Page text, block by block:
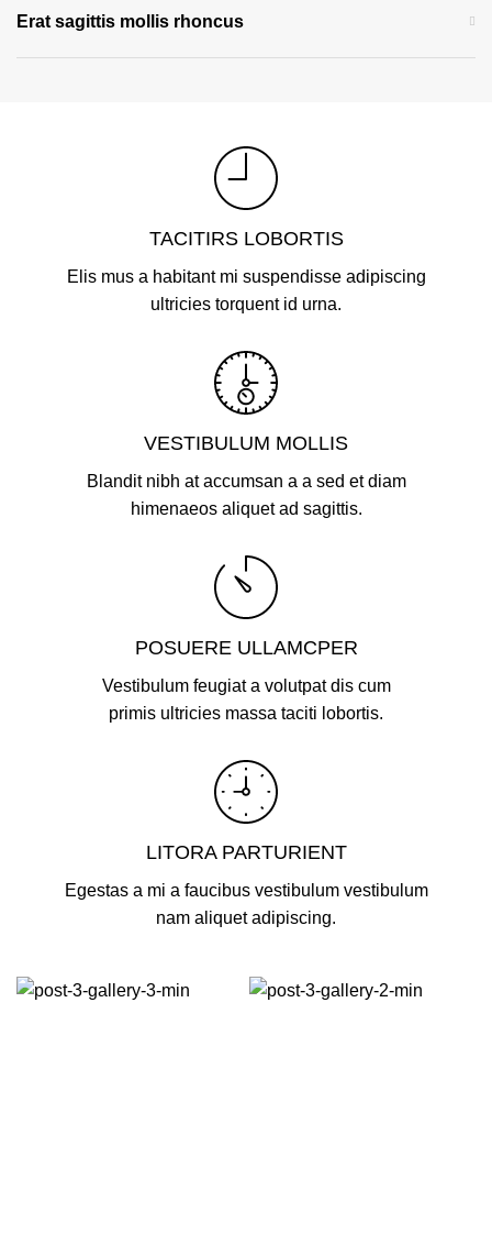
Erat sagittis mollis rhoncus
TACITIRS LOBORTIS
Elis mus a habitant mi suspendisse adipiscing
ultricies torquent id urna.
VESTIBULUM MOLLIS
Blandit nibh at accumsan a a sed et diam
himenaeos aliquet ad sagittis.
POSUERE ULLAMCPER
Vestibulum feugiat a volutpat dis cum
primis ultricies massa taciti lobortis.
LITORA PARTURIENT
Egestas a mi a faucibus vestibulum vestibulum
nam aliquet adipiscing.